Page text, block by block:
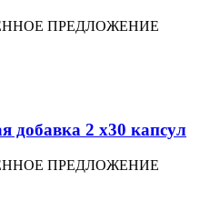
ПРЕДЛОЖЕНИЕ
2 x30 капсул
ПРЕДЛОЖЕНИЕ